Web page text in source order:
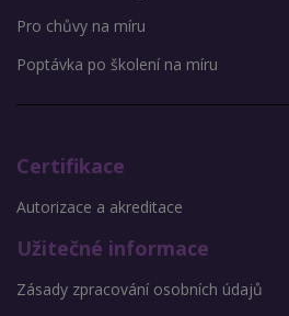
Pro chůvy na míru
Poptávka po školení na míru
Certifikace
Autorizace a akreditace
Užitečné informace
Zásady zpracování osobních údajů